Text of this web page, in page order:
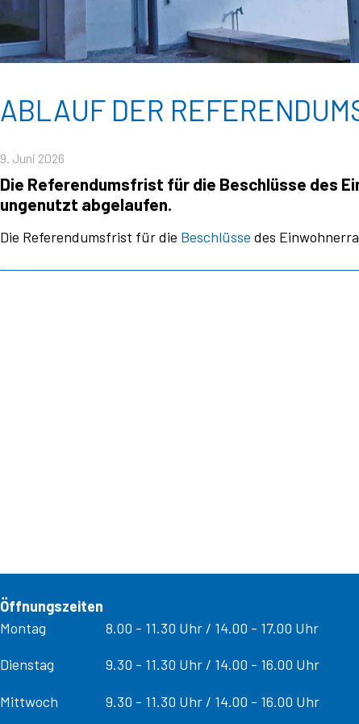
ABLAUF DER
9. Juni 2026
Die Referendumsfrist für die Beschlüsse des
ungenutzt abgelaufen.
Die Referendumsfrist für die Beschlüsse des
Öffnungszeiten
TagÖffnungs­zeiten
Montag 8.00 - 11.30 Uhr / 14.00 - 17.00 Uhr
Dienstag
9.30 - 11.30 Uhr / 14.00 - 16.00 Uhr
Mittwoch 9.30 - 11.30 Uhr / 14.00 - 16.00 Uhr